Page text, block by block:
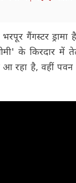
गैंगस्टर ड्रामा
के किरदार में
है, वहीं पवन